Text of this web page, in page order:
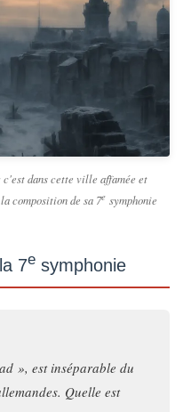
dans cette ville affamée et
composition de sa 7e symphonie
7e symphonie
», est inséparable du
Quelle est